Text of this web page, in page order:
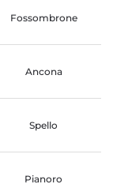
Fossombrone
Ancona
Spello
Pianoro